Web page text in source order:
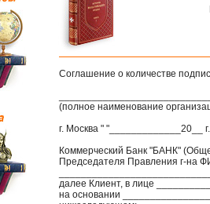
Соглашение о количестве
(полное наименование
г. Москва " "_____________20__ г.
Коммерческий Банк "БАНК"
Председателя Правления г-на
далее Клиент, в лице
на основании